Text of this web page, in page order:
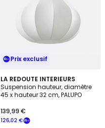
Prix exclusif
LA REDOUTE INTERIEURS
Suspension hauteur, diamètre
45 x hauteur 32 cm, PALUPO
126,02 €
139,99 €